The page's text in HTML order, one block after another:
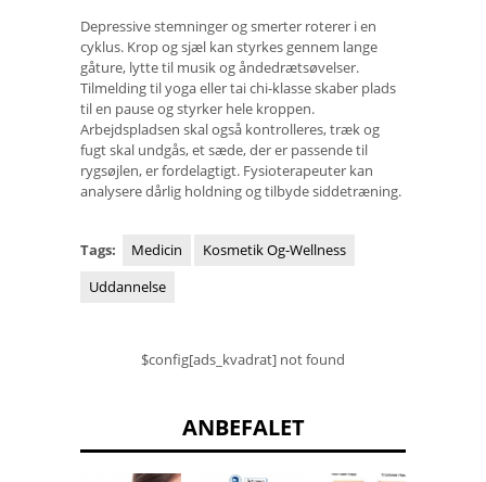
Depressive stemninger og smerter roterer i en
cyklus. Krop og sjæl kan styrkes gennem lange
gåture, lytte til musik og åndedrætsøvelser.
Tilmelding til yoga eller tai chi-klasse skaber plads
til en pause og styrker hele kroppen.
Arbejdspladsen skal også kontrolleres, træk og
fugt skal undgås, et sæde, der er passende til
rygsøjlen, er fordelagtigt. Fysioterapeuter kan
analysere dårlig holdning og tilbyde siddetræning.
Tags: Medicin
Kosmetik Og-Wellness
Uddannelse
$config[ads_kvadrat] not found
ANBEFALET